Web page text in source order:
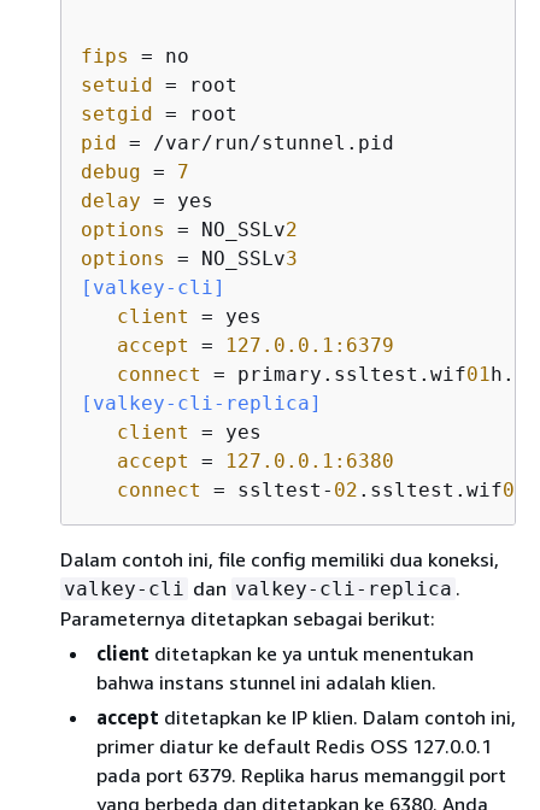
fips
setuid
setgid
pid
debug = 7
delay
options
= NO_SSLv2
options
= NO_SSLv3
[valkey-cli]
client
= yes
accept
=
127.0.0.1:6379
connect
= primary.ssltest.wif01
[valkey-cli-replica]
client
= yes
accept
=
127.0.0.1:6380
connect
= ssltest- 02 .ssltest.wif01
Dalam contoh ini, file config memiliki dua koneksi,
valkey-cli dan valkey-cli-replica .
Parameternya ditetapkan sebagai berikut:
client ditetapkan ke ya untuk menentukan
bahwa instans stunnel ini adalah klien.
accept ditetapkan ke IP klien. Dalam contoh ini,
primer diatur ke default Redis OSS 127.0.0.1
pada port 6379. Replika harus memanggil port
yang berbeda dan ditetapkan ke 6380. Anda